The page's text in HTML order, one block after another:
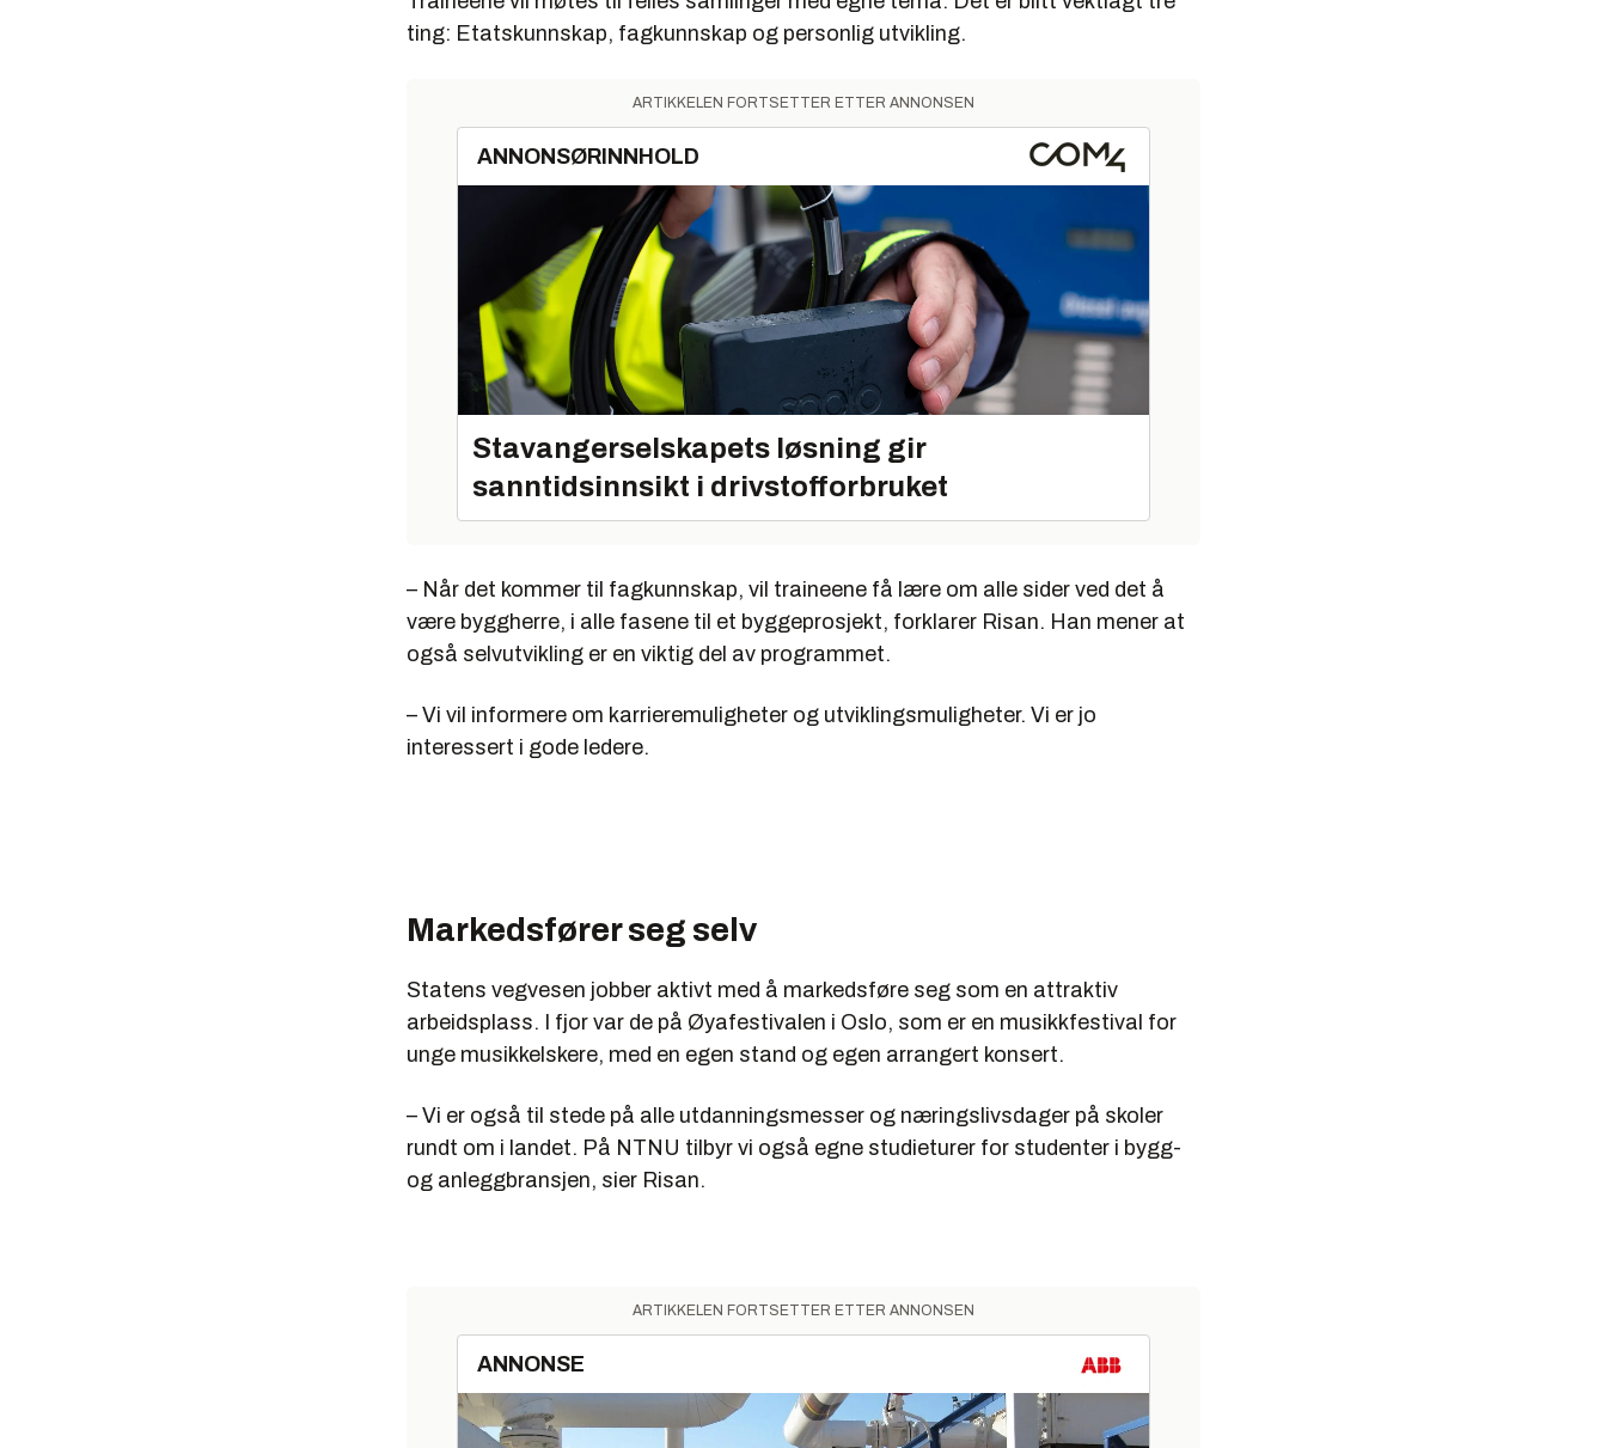
ting: Etatskunnskap, fagkunnskap og personlig utvikling.
ARTIKKELEN FORTSETTER ETTER ANNONSEN
ANNONSØRINNHOLD
Stavangerselskapets løsning gir
sanntidsinnsikt i drivstofforbruket
– Når det kommer til fagkunnskap, vil traineene få lære om alle sider ved det å
være byggherre, i alle fasene til et byggeprosjekt, forklarer Risan. Han mener at
også selvutvikling er en viktig del av programmet.
– Vi vil informere om karrieremuligheter og utviklingsmuligheter. Vi er jo
interessert i gode ledere.
Markedsfører seg selv
Statens vegvesen jobber aktivt med å markedsføre seg som en attraktiv
arbeidsplass. I fjor var de på Øyafestivalen i Oslo, som er en musikkfestival for
unge musikkelskere, med en egen stand og egen arrangert konsert.
– Vi er også til stede på alle utdanningsmesser og næringslivsdager på skoler
rundt om i landet. På NTNU tilbyr vi også egne studieturer for studenter i bygg-
og anleggbransjen, sier Risan.
ARTIKKELEN FORTSETTER ETTER ANNONSEN
ANNONSE